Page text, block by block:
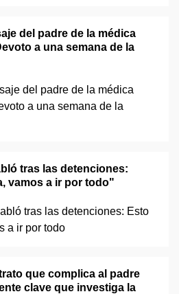
del padre de la médica
a una semana de la
tras las detenciones:
vamos a ir por todo"
que complica al padre
clave que investiga la